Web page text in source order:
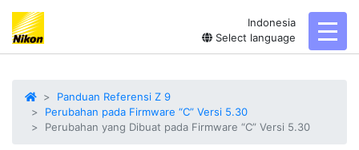
Indonesia
Select language
Panduan Referensi Z 9
Perubahan pada Firmware “C” Versi 5.30
Perubahan yang Dibuat pada Firmware “C” Versi 5.30